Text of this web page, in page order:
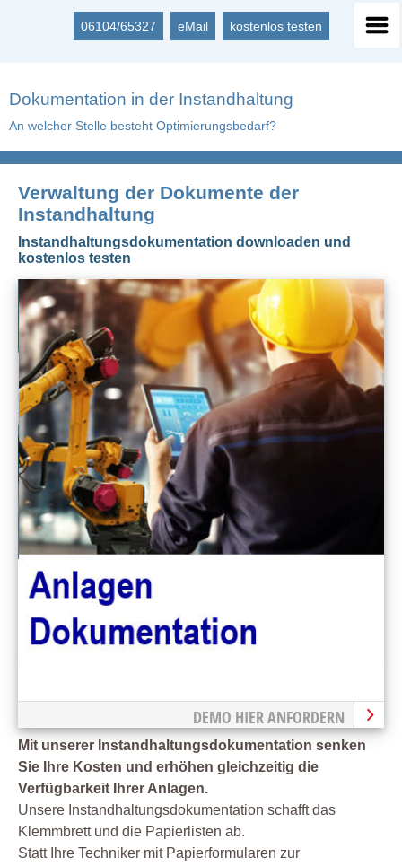
06104/65327 eMail kostenlos testen
Dokumentation in der Instandhaltung
An welcher Stelle besteht Optimierungsbedarf?
Verwaltung der Dokumente der
Instandhaltung
Instandhaltungsdokumentation downloaden und
kostenlos testen
DEMO HIER ANFORDERN
Mit unserer Instandhaltungsdokumentation senken
Sie Ihre Kosten und erhöhen gleichzeitig die
Verfügbarkeit Ihrer Anlagen.
Unsere Instandhaltungsdokumentation schafft das
Klemmbrett und die Papierlisten ab.
Statt Ihre Techniker mit Papierformularen zur